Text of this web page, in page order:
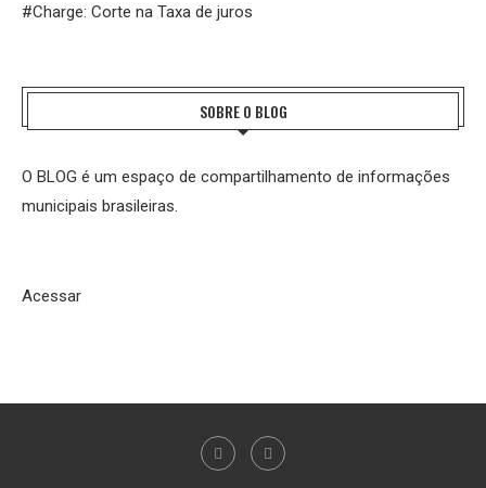
#Charge: Corte na Taxa de juros
SOBRE O BLOG
O BLOG é um espaço de compartilhamento de informações
municipais brasileiras.
Acessar